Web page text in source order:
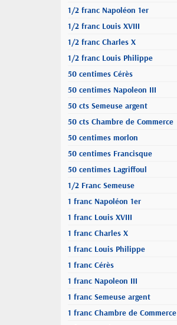
1/2 franc Napoléon 1er
1/2 franc Louis XVIII
1/2 franc Charles X
1/2 franc Louis Philippe
50 centimes Cérès
50 centimes Napoleon III
50 cts Semeuse argent
50 cts Chambre de Commerce
50 centimes morlon
50 centimes Francisque
50 centimes Lagriffoul
1/2 Franc Semeuse
1 franc Napoléon 1er
1 franc Louis XVIII
1 franc Charles X
1 franc Louis Philippe
1 franc Cérès
1 franc Napoleon III
1 franc Semeuse argent
1 franc Chambre de Commerce